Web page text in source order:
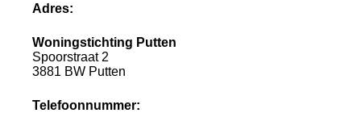
Adres:
Woningstichting Putten
Spoorstraat 2
3881 BW Putten
Telefoonnummer: